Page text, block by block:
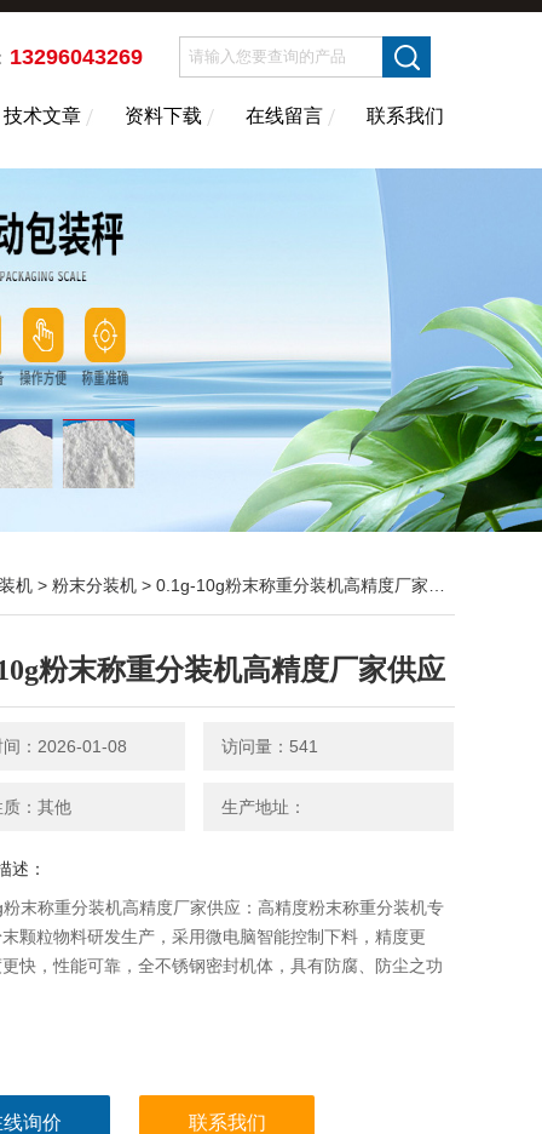
13296043269
技术文章 资料下载 在线留言 联系我们
机 > 粉末分装机 > 0.1g-10g粉末称重分装机高精度厂家供应
粉末称重分装机高精度厂家供应
间：2026-01-08 访问量：541
：其他 生产地址：
述：
末称重分装机高精度厂家供应：高精度粉末称重分装机​专
颗粒物料研发生产，采用微电脑智能控制下料，精度更
快，性能可靠，全不锈钢密封机体，具有防腐、防尘之功
询价 联系我们